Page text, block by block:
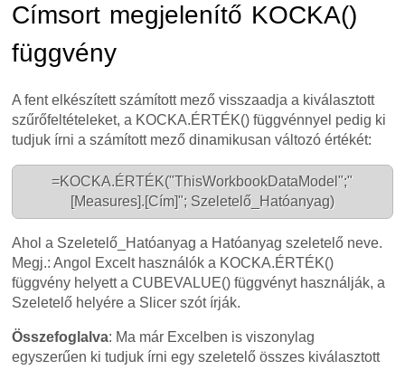
Címsort megjelenítő KOCKA()
függvény
A fent elkészített számított mező visszaadja a kiválasztott
szűrőfeltételeket, a KOCKA.ÉRTÉK() függvénnyel pedig ki
tudjuk írni a számított mező dinamikusan változó értékét:
=KOCKA.ÉRTÉK("ThisWorkbookDataModel";"
[Measures].[Cím]"; Szeletelő_Hatóanyag)
Ahol a Szeletelő_Hatóanyag a Hatóanyag szeletelő neve.
Megj.: Angol Excelt használók a KOCKA.ÉRTÉK()
függvény helyett a CUBEVALUE() függvényt használják, a
Szeletelő helyére a Slicer szót írják.
Összefoglalva: Ma már Excelben is viszonylag
egyszerűen ki tudjuk írni egy szeletelő összes kiválasztott